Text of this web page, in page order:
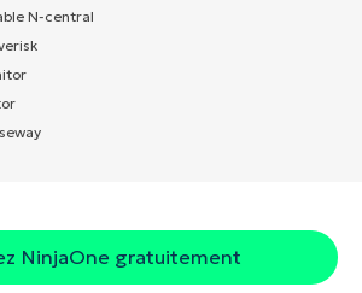
N-central
NinjaOne gratuitement